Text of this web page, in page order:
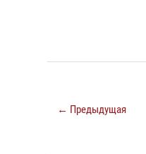
← Предыдущая